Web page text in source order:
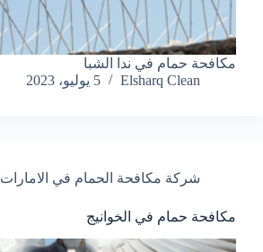
مكافحة حمام في ندا الشبا
Elsharq Clean
5 يوليو، 2023
شركة مكافحة الحمام في الامارات
مكافحة حمام في الخوانيج